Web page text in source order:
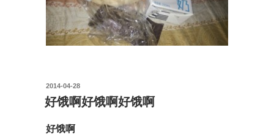
投
稿
日:
2014-04-28
好饿啊好饿啊好饿啊
好饿啊